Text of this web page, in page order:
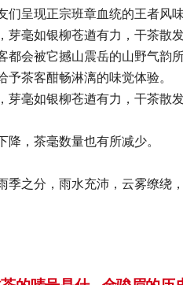
呈现正宗班章血统的王者风味
芽毫如银柳苍遒有力，干茶散
都会被它撼山震岳的山野气韵
茶客酣畅淋漓的味觉体验。
芽毫如银柳苍遒有力，干茶散
，茶毫数量也有所减少。
季之分，雨水充沛，云雾缭绕